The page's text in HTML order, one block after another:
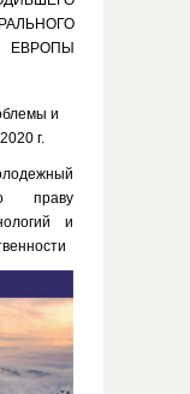
ЕВРОПЫ
и
г.
праву
и